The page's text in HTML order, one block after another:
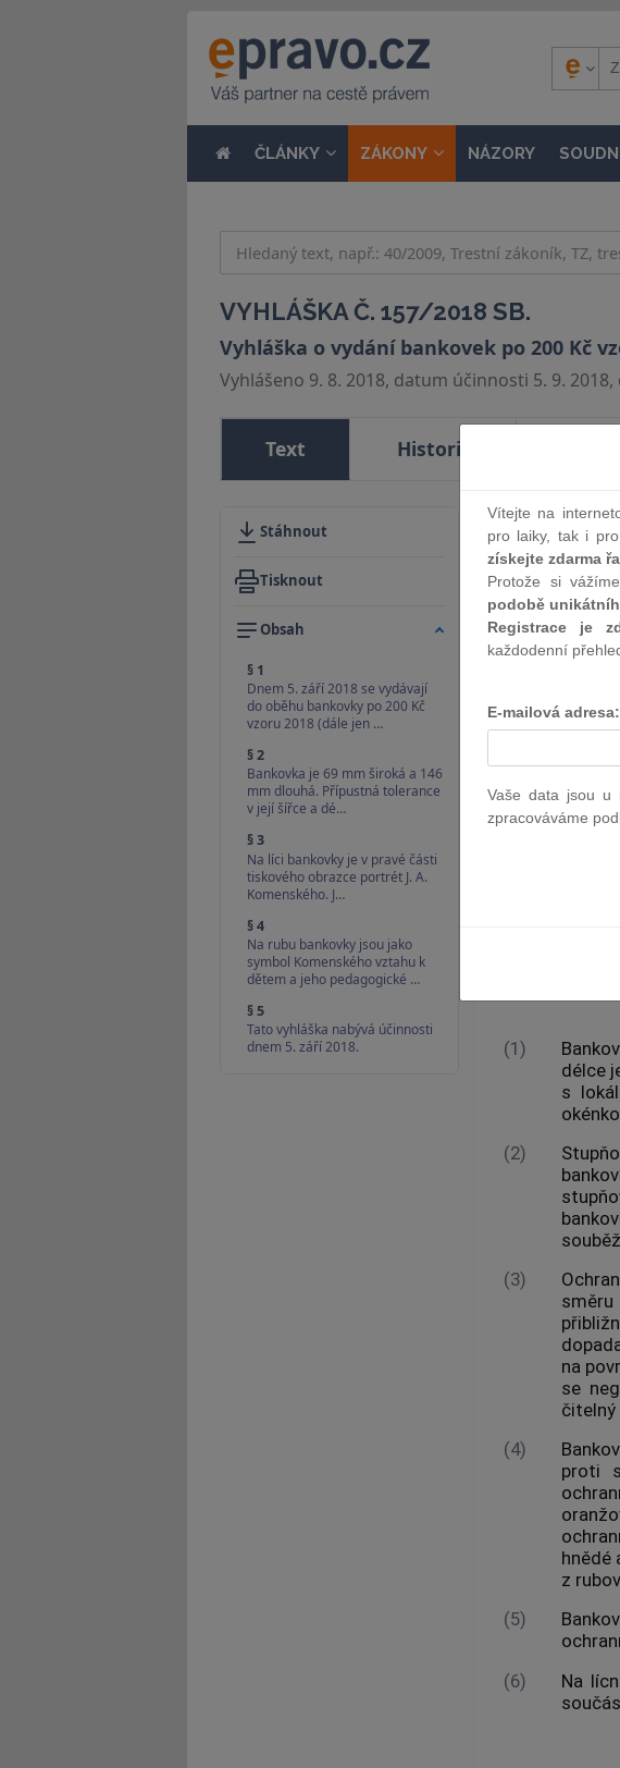
ČLÁNKY ZÁKONY NÁZORY
VYHLÁŠKA Č. 157/2018 SB.
Vyhláška o vydání bankovek po 200 Kč
Vyhlášeno 9. 8. 2018, datum účinnosti 5. 9. 2018,
Text Historie
Stáhnout
Tisknout
Obsah
§ 1
Dnem 5. září 2018 se vydávají
do oběhu bankovky po 200 Kč
vzoru 2018 (dále jen …
§ 2
Bankovka je 69 mm široká a 146
mm dlouhá. Přípustná tolerance
v její šířce a dé…
§ 3
Na líci bankovky je v pravé části
tiskového obrazce portrét J. A.
Komenského. J…
§ 4
Na rubu bankovky jsou jako
symbol Komenského vztahu k
dětem a jeho pedagogické …
§ 5
Tato vyhláška nabývá účinnosti
dnem 5. září 2018.
Aktuální znění
Česká
(1)
délce
s
(2)
(3)
na
se
čitelný
(4)
proti
hnědé
z
(5)
(6)
Na
Vítejte na
pro laiky, tak i
získejte zdarma
Protože si
podobě
Registrace je
každodenní
E-mailová adresa:
Vaše data jsou u
zpracováváme